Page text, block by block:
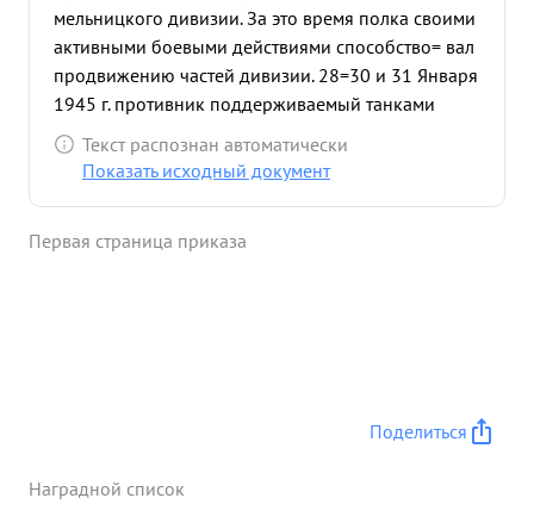
мельницкого дивизии. За это время полка своими
активными боевыми действиями способство= вал
продвижению частей дивизии. 28=30 и 31 Января
1945 г. противник поддерживаемый танками
неоднократно переходил в яростные контратаки.
Благодаря стойкости экипажей "СУ" контратаки
наступления с 27.1.45.по 3.2.45. части дивизии
сожжено 7 танков 2 бро=
бронетранспорге 2 ,автомашин с бое= припасами
Текст распознан автоматически
Показать исходный документ
Первая страница приказа
Поделиться
Наградной список